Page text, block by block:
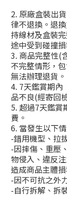
2. 原廠盒裝出
律不退換。退
持線材及盒裝
途中受到碰撞損
3. 商品完整性(
不完整情形，
無法辦理退貨。
4. 7天鑑賞期內
品不良(經寄回
5. 超過7天鑑賞
費。
6. 當發生以下
-錯用機型、拉
-因摔傷、重壓
物侵入、違反
造成商品主體損
-因不可抗之外
-自行拆解、拆